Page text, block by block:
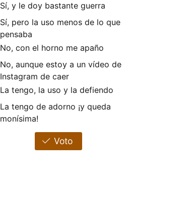
Sí, y le doy bastante guerra
Sí, pero la uso menos de lo que
pensaba
No, con el horno me apaño
No, aunque estoy a un vídeo de
Instagram de caer
La tengo, la uso y la defiendo
La tengo de adorno ¡y queda
monísima!
Voto